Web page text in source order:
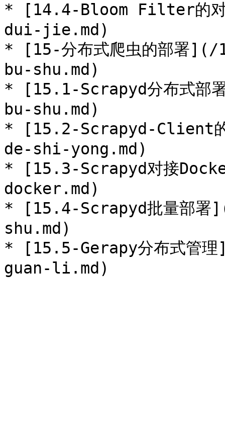
* [14.4-Bloom Filter的
dui-jie.md)
* [15-分布式爬虫的部署
bu-shu.md)
* [15.1-Scrapyd分布式
bu-shu.md)
* [15.2-Scrapyd-Client
de-shi-yong.md)
* [15.3-Scrapyd对接
docker.md)
* [15.4-Scrapyd批量部
shu.md)
* [15.5-Gerapy分布式管